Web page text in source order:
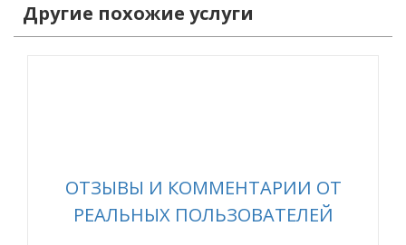
Другие похожие услуги
ОТЗЫВЫ И КОММЕНТАРИИ ОТ
РЕАЛЬНЫХ ПОЛЬЗОВАТЕЛЕЙ